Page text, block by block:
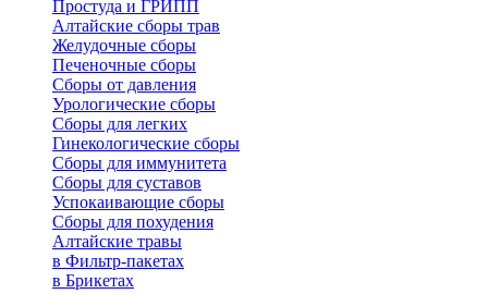
Простуда и ГРИПП
Алтайские сборы трав
Желудочные сборы
Печеночные сборы
Сборы от давления
Урологические сборы
Сборы для легких
Гинекологические сборы
Сборы для иммунитета
Сборы для суставов
Успокаивающие сборы
Сборы для похудения
Алтайские травы
в Фильтр-пакетах
в Брикетах